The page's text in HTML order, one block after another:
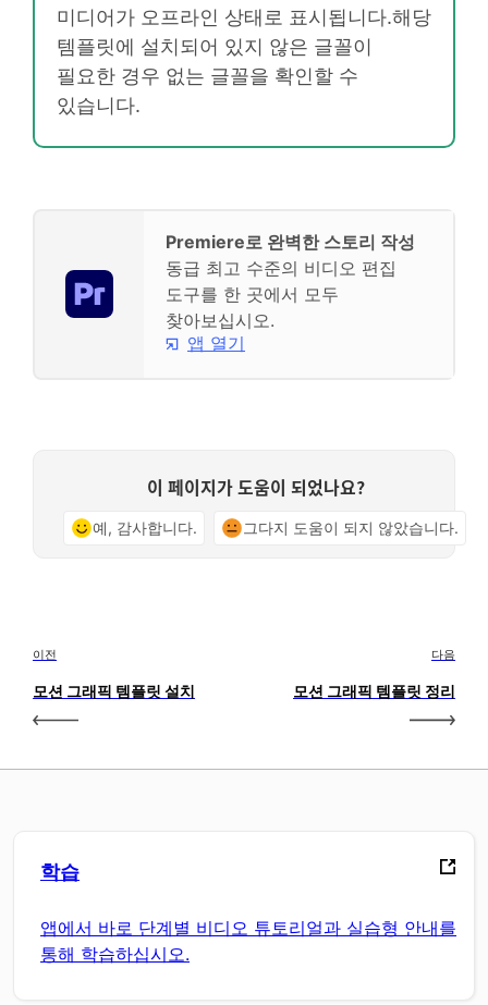
미디어가 오프라인 상태로 표시됩니다.해당
템플릿에 설치되어 있지 않은 글꼴이
필요한 경우 없는 글꼴을 확인할 수
있습니다.
Premiere로 완벽한 스토리 작성
동급 최고 수준의 비디오 편집
도구를 한 곳에서 모두
찾아보십시오.
앱 열기
이 페이지가 도움이 되었나요?
예, 감사합니다. 그다지 도움이 되지 않았습니다.
이전
모션 그래픽 템플릿 설치
다음
모션 그래픽 템플릿 정리
학습
앱에서 바로 단계별 비디오 튜토리얼과 실습형 안내를
통해 학습하십시오.